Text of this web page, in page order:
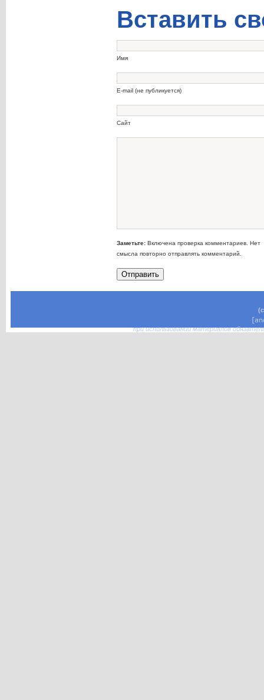
Вставить
Имя
E-mail (не публикуется)
Сайт
Заметьте:Включена проверка комментариев. Нет
смысла повторно отправлять комментарий.
при использовании материалов